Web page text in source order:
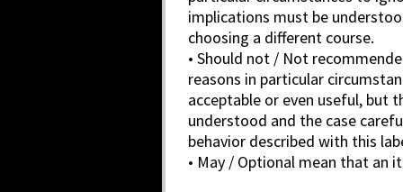
implications must be
choosing a different course.
• Should not / Not
reasons in particular
acceptable or even useful, but
understood and the case
behavior described with this
• May / Optional mean that an